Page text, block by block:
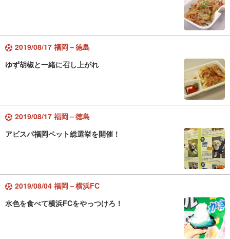
2019/08/17 福岡－徳島
ゆず胡椒と一緒に召し上がれ
2019/08/17 福岡－徳島
アビスパ福岡ペット総選挙を開催！
2019/08/04 福岡－横浜FC
水色を食べて横浜FCをやっつけろ！